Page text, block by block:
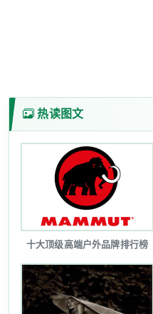
热读图文
十大顶级高端户外品牌排行榜